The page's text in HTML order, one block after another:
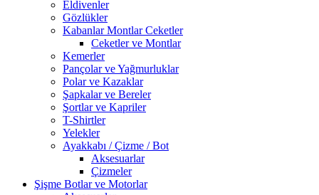
Eldivenler
Gözlükler
Kabanlar Montlar Ceketler
Ceketler ve Montlar
Kemerler
Pançolar ve Yağmurluklar
Polar ve Kazaklar
Şapkalar ve Bereler
Şortlar ve Kapriler
T-Shirtler
Yelekler
Ayakkabı / Çizme / Bot
Aksesuarlar
Çizmeler
Şişme Botlar ve Motorlar